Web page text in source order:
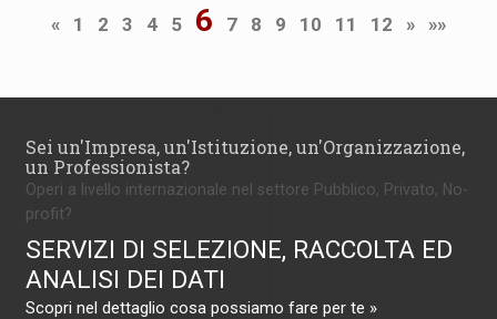
« 1 2 3 4 5 6 7 8 9 10 11 12 » »»
Sei un'Impresa, un'Istituzione, un'Organizzazione,
un Professionista?
Operi a livello internazionale nel settore Pubblico, Privato, No-
profit?
SERVIZI DI SELEZIONE, RACCOLTA ED
ANALISI DEI DATI
Scopri nel dettaglio cosa possiamo fare per te »